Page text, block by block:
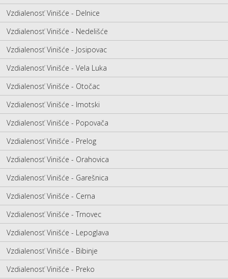
Vzdialenosť Vinišće - Delnice
Vzdialenosť Vinišće - Nedelišće
Vzdialenosť Vinišće - Josipovac
Vzdialenosť Vinišće - Vela Luka
Vzdialenosť Vinišće - Otočac
Vzdialenosť Vinišće - Imotski
Vzdialenosť Vinišće - Popovača
Vzdialenosť Vinišće - Prelog
Vzdialenosť Vinišće - Orahovica
Vzdialenosť Vinišće - Garešnica
Vzdialenosť Vinišće - Cerna
Vzdialenosť Vinišće - Trnovec
Vzdialenosť Vinišće - Lepoglava
Vzdialenosť Vinišće - Bibinje
Vzdialenosť Vinišće - Preko